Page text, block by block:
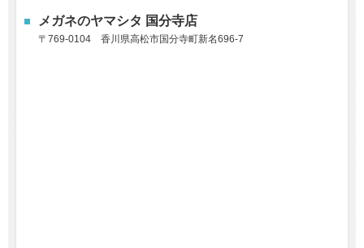
メガネのヤマシタ 国分寺店
〒769-0104 香川県高松市国分寺町新名696-7